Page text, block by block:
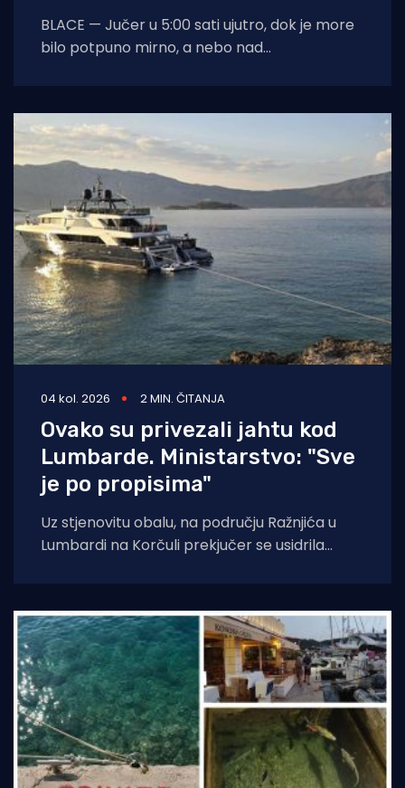
BLACE — Jučer u 5:00 sati ujutro, dok je more
bilo potpuno mirno, a nebo nad
04 kol. 2026 2 MIN. ČITANJA
Ovako su privezali jahtu kod
Lumbarde. Ministarstvo: "Sve
je po propisima"
Uz stjenovitu obalu, na području Ražnjića u
Lumbardi na Korčuli prekjučer se usidrila